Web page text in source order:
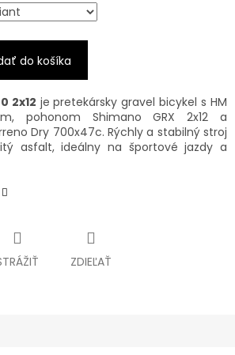
do košíka
2x12 je pretekársky gravel bicykel s HM
pohonom Shimano GRX 2x12 a
Dry 700x47c. Rýchly a stabilný stroj
asfalt, ideálny na športové jazdy a
ZDIEĽAŤ